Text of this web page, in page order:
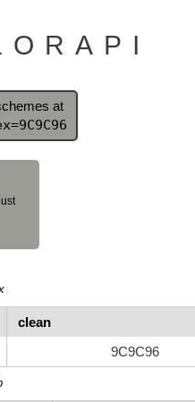
at
clean
9C9C96